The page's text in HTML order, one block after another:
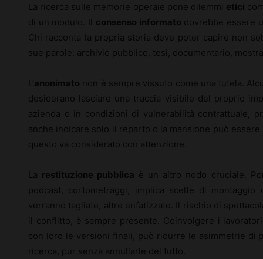
La ricerca sulle memorie operaie pone dilemmi etici
di un modulo. Il consenso informato dovrebbe essere
Chi racconta la propria storia deve poter capire non
sue parole: archivio pubblico, tesi, documentario,
L’anonimato non è sempre vissuto come una tutela.
desiderano lasciare una traccia visibile del proprio
azienda o in condizioni di vulnerabilità contrattuale,
anche indicare solo il reparto o la mansione può
questo va considerato con attenzione.
La restituzione pubblica è un altro nodo cruciale.
podcast, cortometraggi, implica scelte di
verranno tagliate, altre enfatizzate. Il rischio di
il conflitto, è sempre presente. Coinvolgere i
con loro le versioni finali, può ridurre le asimmetrie di
ricerca, pur senza annullarle del tutto.